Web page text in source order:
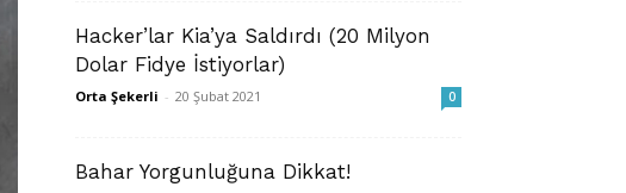
Hacker’lar Kia’ya Saldırdı (20 Milyon
Dolar Fidye İstiyorlar)
Orta Şekerli - 20 Şubat 2021 0
Bahar Yorgunluğuna Dikkat!